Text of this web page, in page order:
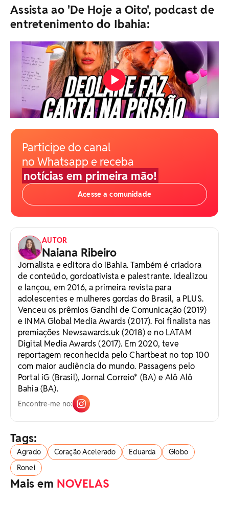
Assista ao 'De Hoje a Oito', podcast de
entretenimento do Ibahia:
Participe do canal
no Whatsapp e receba
notícias em primeira mão!
Acesse a comunidade
AUTOR
Naiana Ribeiro
Jornalista e editora do iBahia. Também é criadora
de conteúdo, gordoativista e palestrante. Idealizou
e lançou, em 2016, a primeira revista para
adolescentes e mulheres gordas do Brasil, a PLUS.
Venceu os prêmios Gandhi de Comunicação (2019)
e INMA Global Media Awards (2017). Foi finalista nas
premiações Newsawards.uk (2018) e no LATAM
Digital Media Awards (2017). Em 2020, teve
reportagem reconhecida pelo Chartbeat no top 100
com maior audiência do mundo. Passagens pelo
Portal iG (Brasil), Jornal Correio* (BA) e Alô Alô
Bahia (BA).
Encontre-me no:
Tags:
Agrado Coração Acelerado Eduarda
Globo
Ronei
Mais em NOVELAS